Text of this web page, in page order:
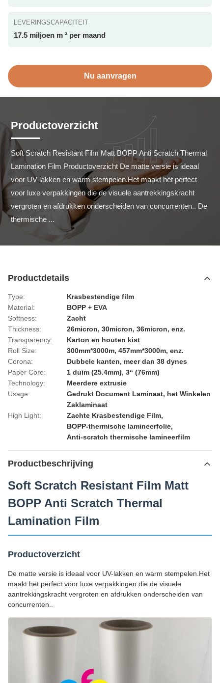
LEVERINGSCAPACITEIT
17.5 miljoen m ² per maand
Nu aanvragen
Productoverzicht
Soft Scratch Resistant Film Matt BOPP Anti Scratch Thermal
Lamination Film Productoverzicht De matte versie is ideaal
voor UV-lakken en warm stempelen.Het maakt het perfect
voor luxe verpakkingen die de visuele aantrekkingskracht
vergroten en afdrukken onderscheiden van concurrenten.. De
thermische ...
Productdetails
Type:
Krasbestendige film
Material:
BOPP + EVA
Softness:
Zacht
Thickness:
26micron, 30micron, 36micron, enz.
Transparency:
Karton en houten kist
Roll Size:
300mm*3000m, 457mm*3000m, enz.
Corona:
Dubbele kanten, meer dan 38 dynes
Paper Core:
1 duim (25.4mm), 3“ (76mm)
Technology:
Meerdere extrusie
Usage:
Gedrukt Document Laminaat, het Winkelen
Zaklaminaat
High Light:
Zachte Krasbestendige Film,
BOPP-thermische lamineerfolie,
Anti-scratch thermische lamineerfilm
Productbeschrijving
Soft Scratch Resistant Film Matt
BOPP Anti Scratch Thermal
Lamination Film
Productoverzicht
De matte versie is ideaal voor UV-lakken en warm stempelen.Het
maakt het perfect voor luxe verpakkingen die de visuele
aantrekkingskracht vergroten en afdrukken onderscheiden van
concurrenten..